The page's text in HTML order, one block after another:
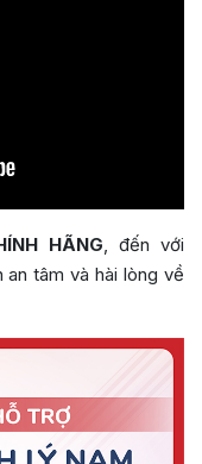
HÃNG , đến với
an tâm và hài lòng về